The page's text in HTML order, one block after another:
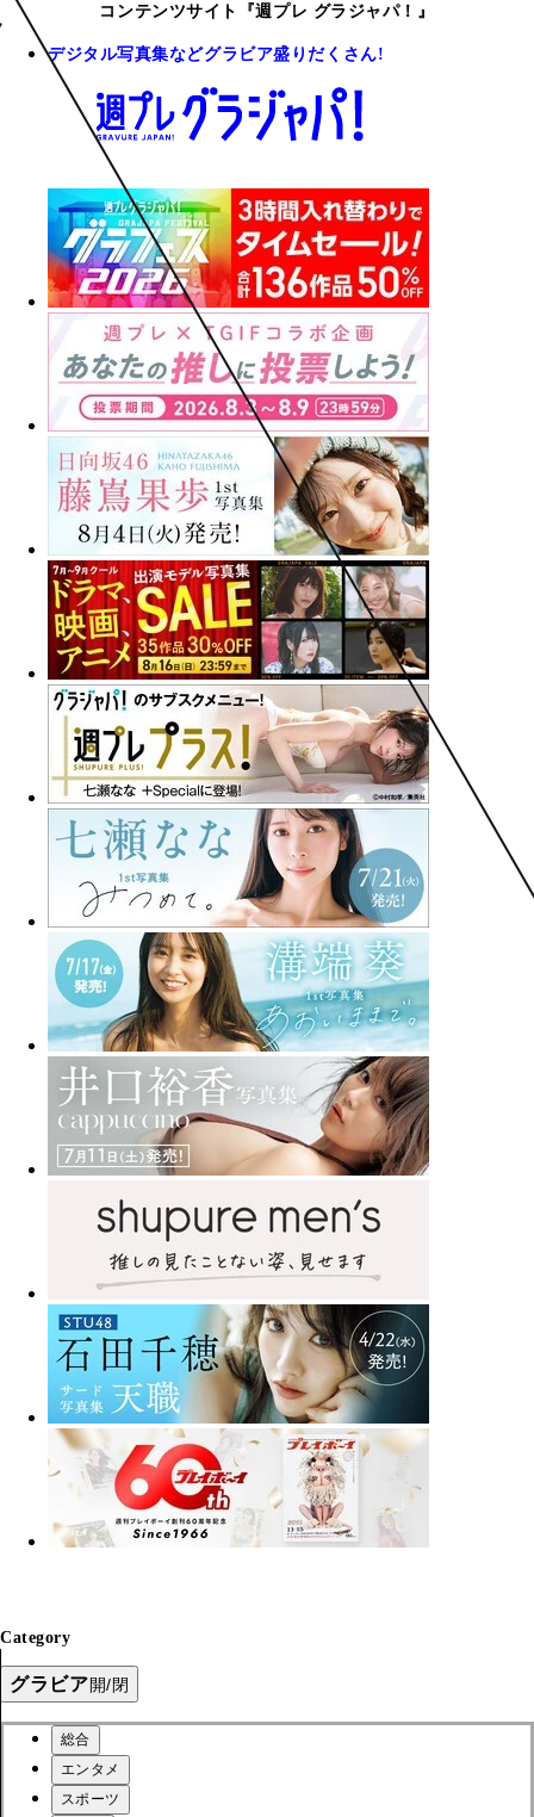
コンテンツサイト『週プレ グラジャパ！』
デジタル写真集などグラビア盛りだくさん!
Category
グラビア開/閉
総合
エンタメ
スポーツ